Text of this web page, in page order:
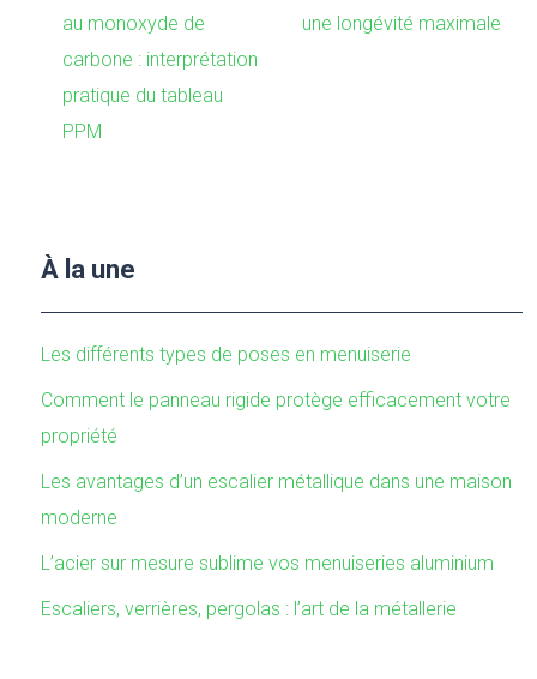
au monoxyde de
carbone : interprétation
pratique du tableau
PPM
une longévité maximale
À la une
Les différents types de poses en menuiserie
Comment le panneau rigide protège efficacement votre
propriété
Les avantages d’un escalier métallique dans une maison
moderne
L’acier sur mesure sublime vos menuiseries aluminium
Escaliers, verrières, pergolas : l’art de la métallerie